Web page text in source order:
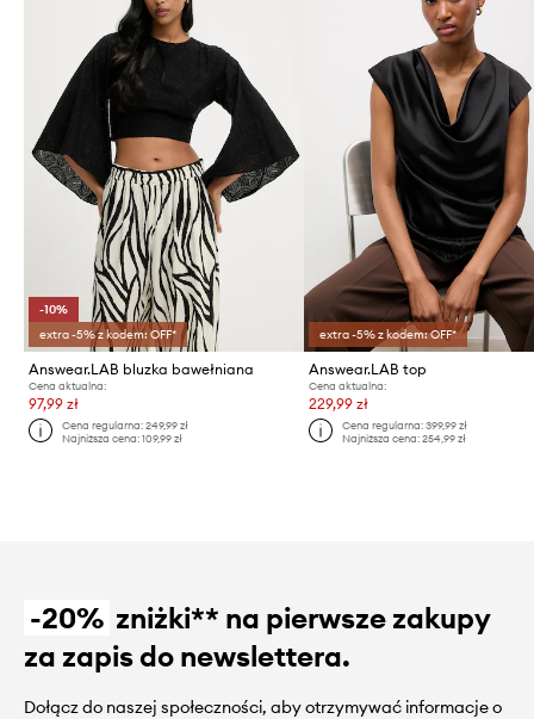
-10%
extra -5% z kodem: OFF*
Answear.LAB bluzka bawełniana
Cena aktualna:
97,99 zł
Cena regularna:249,99 zł
Najniższa cena:109,99 zł
extra -5% z kodem: OFF*
Answear.LAB top
Cena aktualna:
229,99 zł
Cena regularna: 399,99 zł
Najniższa cena: 254,99 zł
-20% zniżki** na pierwsze zakupy
za zapis do newslettera.
Dołącz do naszej społeczności, aby otrzymywać informacje o